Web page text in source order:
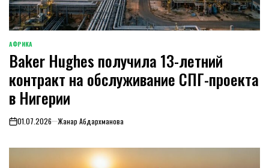
ОПУБЛИКОВАНО
В
АФРИКА
Baker Hughes получила 13-летний
контракт на обслуживание СПГ-проекта
в Нигерии
on01.07.2026 Жанар Абдархманова